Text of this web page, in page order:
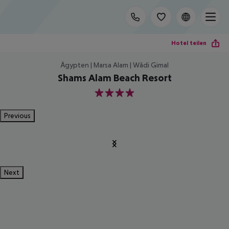
Hotel teilen
Ägypten | Marsa Alam | Wâdi Gimal
Shams Alam Beach Resort
4
Previous
Next